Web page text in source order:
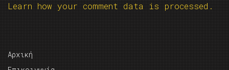
Learn how your comment data is processed.
Αρχική